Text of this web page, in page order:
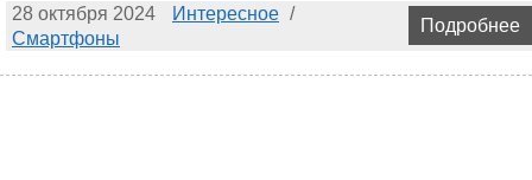
28 октября 2024
Интересное /
Смартфоны
Подробнее